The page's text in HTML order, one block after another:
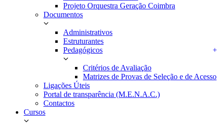
Projeto Orquestra Geração Coimbra
Documentos
Administrativos
Estruturantes
Pedagógicos
+
Critérios de Avaliação
Matrizes de Provas de Seleção e de Acesso
Ligações Úteis
Portal de transparência (M.E.N.A.C.)
Contactos
Cursos